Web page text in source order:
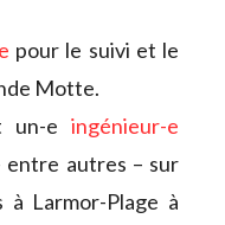
pour le suivi et le
Motte.
un-eingénieur-e
entre autres – sur
Larmor-Plage à